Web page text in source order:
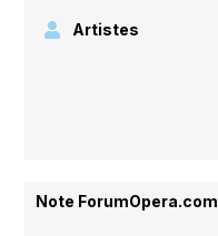
Artistes
Note ForumOpera.com